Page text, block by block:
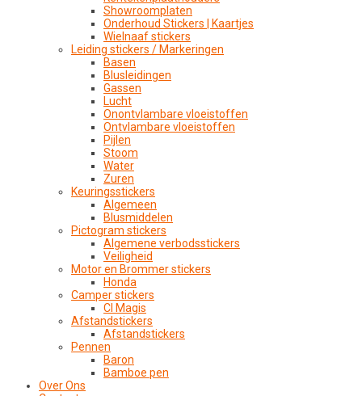
Showroomplaten
Onderhoud Stickers | Kaartjes
Wielnaaf stickers
Leiding stickers / Markeringen
Basen
Blusleidingen
Gassen
Lucht
Onontvlambare vloeistoffen
Ontvlambare vloeistoffen
Pijlen
Stoom
Water
Zuren
Keuringsstickers
Algemeen
Blusmiddelen
Pictogram stickers
Algemene verbodsstickers
Veiligheid
Motor en Brommer stickers
Honda
Camper stickers
CI Magis
Afstandstickers
Afstandstickers
Pennen
Baron
Bamboe pen
Over Ons